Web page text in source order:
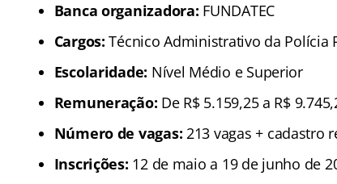
Banca organizadora: FUNDATEC
Cargos: Técnico Administrativo da Polícia
Escolaridade: Nível Médio e Superior
Remuneração: De R$ 5.159,25 a R$
Número de vagas: 213 vagas + cadastro
Inscrições: 12 de maio a 19 de junho de